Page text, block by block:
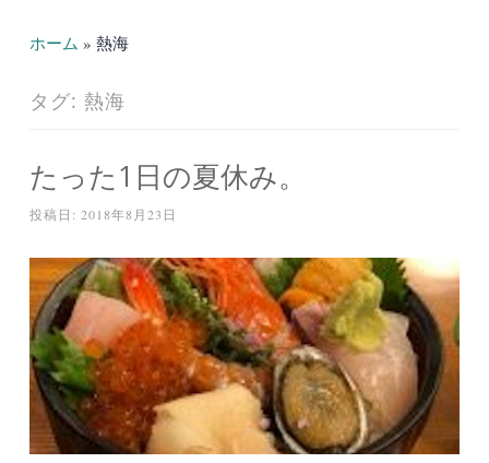
ホーム » 熱海
タグ: 熱海
たった1日の夏休み。
投稿日: 2018年8月23日